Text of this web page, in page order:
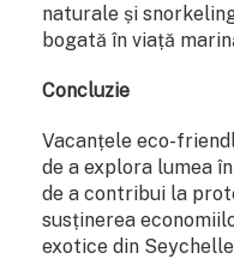
naturale și
bogată în viață
Concluzie
Vacanțele eco-
de a explora lumea
de a contribui la
susținerea
exotice din